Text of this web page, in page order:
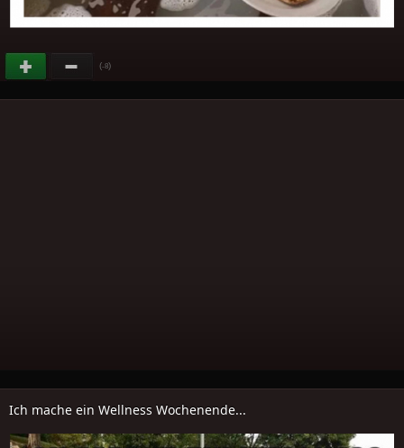
(-8)
Ich mache ein Wellness Wochenende...